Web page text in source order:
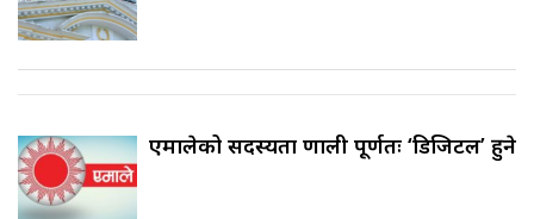
एमालेको सदस्यता प्रणाली पूर्णतः ‘डिजिटल’ हुने